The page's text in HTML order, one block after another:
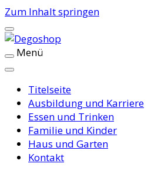
Zum Inhalt springen
Degoshop
Menü
Titelseite
Ausbildung und Karriere
Essen und Trinken
Familie und Kinder
Haus und Garten
Kontakt